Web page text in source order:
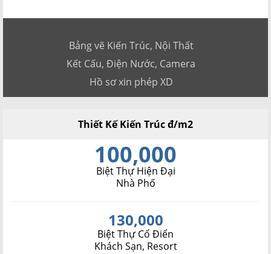
Bảng vẽ Kiến Trúc, Nội Thất
Kết Cấu, Điện Nước, Camera
Hồ sơ xin phép XD
Thiết Kế Kiến Trúc đ/m2
100,000
Biệt Thự Hiện Đại
Nhà Phố
130,000
Biệt Thự Cổ Điển
Khách Sạn, Resort